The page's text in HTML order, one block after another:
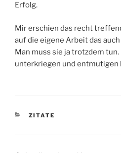
Erfolg.
Mir erschien das recht
auf die eigene Arbeit das
Man muss sie ja trotzdem
unterkriegen und entmutigen
KATEGORIEN
ZITATE